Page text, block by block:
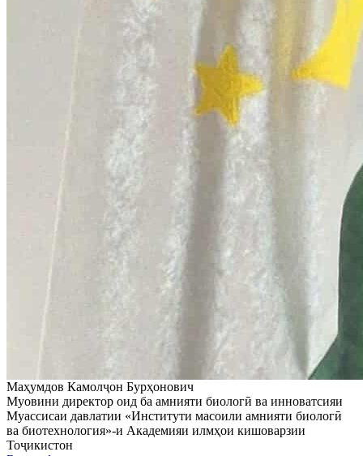
Маҳумдов Камолҷон Бурҳонович
Муовини директор оид ба амнияти биологӣ ва инноватсияи
Муассисаи давлатии «Институти масоили амнияти биологӣ
ва биотехнология»-и Академияи илмҳои кишоварзии
Тоҷикистон